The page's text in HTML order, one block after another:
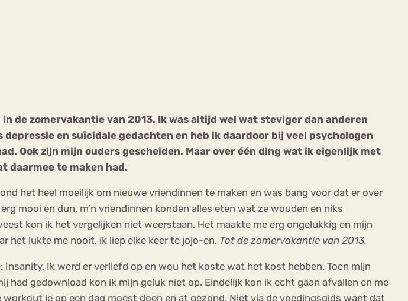
de zomervakantie van 2013. Ik was altijd wel wat steviger dan anderen
en suïcidale gedachten en heb ik daardoor bij veel psychologen
Ook zijn mijn ouders gescheiden. Maar over één ding wat ik eigenlijk met
daarmee te maken had.
het heel moeilijk om nieuwe vriendinnen te maken en was bang voor dat er over
mooi en dun, m’n vriendinnen konden alles eten wat ze wouden en niks
kon ik het vergelijken niet weerstaan. Het maakte me erg ongelukkig en mijn
het lukte me nooit, ik liep elke keer te jojo-en. Tot de zomervakantie van 2013.
Ik werd er verliefd op en wou het koste wat het kost hebben. Toen mijn
had gedownload kon ik mijn geluk niet op. Eindelijk kon ik echt gaan afvallen en me
je op een dag moest doen en at gezond. Niet via de voedingsgids want dat